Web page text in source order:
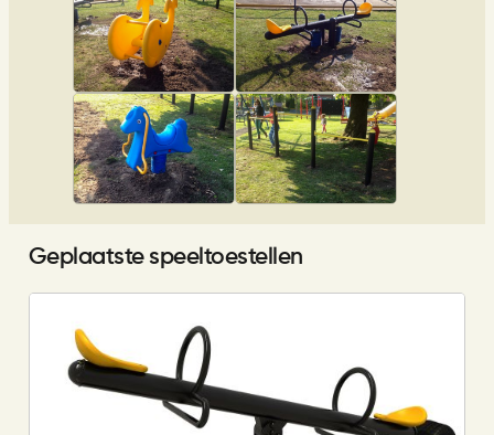
Geplaatste speeltoestellen